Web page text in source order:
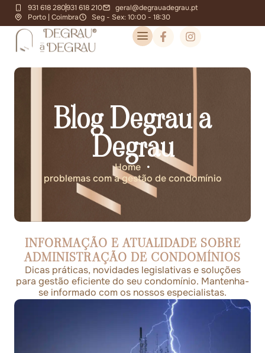
931 618 280931 618 210
geral@degrauadegrau.pt
Porto | Coimbra
Seg - Sex: 10:00 - 18:30
Blog Degrau a
Degrau
Home •
problemas com a gestão de condomínio
INFORMAÇÃO E ATUALIDADE SOBRE
ADMINISTRAÇÃO DE CONDOMÍNIOS
Dicas práticas, novidades legislativas e soluções
para gestão eficiente do seu condomínio. Mantenha-
se informado com os nossos especialistas.